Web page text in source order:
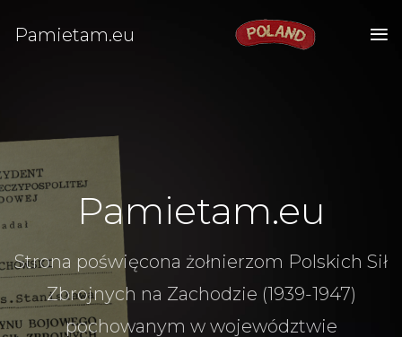
Pamietam.eu
Pamietam.eu
Strona poświęcona żołnierzom Polskich Sił
Zbrojnych na Zachodzie (1939-1947)
pochowanym w województwie